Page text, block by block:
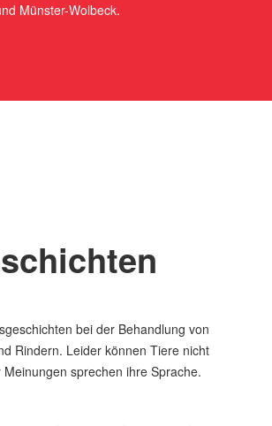
Münster-Wolbeck.
bei der Behandlung von
Rindern. Leider können Tiere nicht
sprechen ihre Sprache.